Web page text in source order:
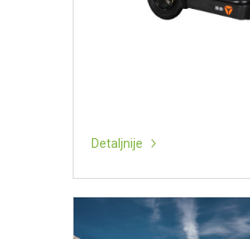
Detaljnije